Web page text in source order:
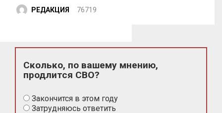
РЕДАКЦИЯ 76719
Сколько, по вашему мнению,
продлится СВО?
Закончится в этом году
Затрудняюсь ответить